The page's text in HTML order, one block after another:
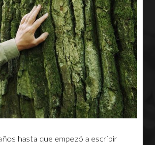
hasta que empezó a escribir